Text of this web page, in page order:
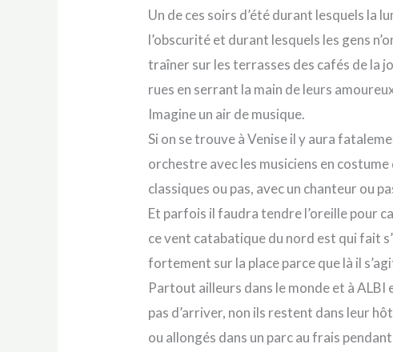
Un de ces soirs d’été durant lesquels la
l’obscurité et durant lesquels les gens
traîner sur les terrasses des cafés de la
rues en serrant la main de leurs
Imagine un air de musique.
Si on se trouve à Venise il y aura
orchestre avec les musiciens en
classiques ou pas, avec un chanteur ou
Et parfois il faudra tendre l’oreille pour
ce vent catabatique du nord est qui fait
fortement sur la place parce que là il
Partout ailleurs dans le monde et à ALBI
pas d’arriver, non ils restent dans leur
ou allongés dans un parc au frais